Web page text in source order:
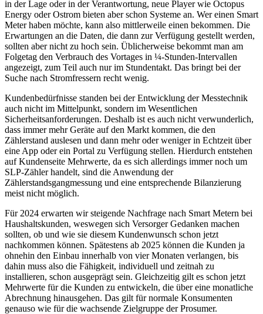
in der Lage oder in der Verantwortung, neue Player wie Octopus
Energy oder Ostrom bieten aber schon Systeme an. Wer einen Smart
Meter haben möchte, kann also mittlerweile einen bekommen. Die
Erwartungen an die Daten, die dann zur Verfügung gestellt werden,
sollten aber nicht zu hoch sein. Üblicherweise bekommt man am
Folgetag den Verbrauch des Vortages in ¼-Stunden-Intervallen
angezeigt, zum Teil auch nur im Stundentakt. Das bringt bei der
Suche nach Stromfressern recht wenig.
Kundenbedürfnisse standen bei der Entwicklung der Messtechnik
auch nicht im Mittelpunkt, sondern im Wesentlichen
Sicherheitsanforderungen. Deshalb ist es auch nicht verwunderlich,
dass immer mehr Geräte auf den Markt kommen, die den
Zählerstand auslesen und dann mehr oder weniger in Echtzeit über
eine App oder ein Portal zu Verfügung stellen. Hierdurch entstehen
auf Kundenseite Mehrwerte, da es sich allerdings immer noch um
SLP-Zähler handelt, sind die Anwendung der
Zählerstandsgangmessung und eine entsprechende Bilanzierung
meist nicht möglich.
Für 2024 erwarten wir steigende Nachfrage nach Smart Metern bei
Haushaltskunden, weswegen sich Versorger Gedanken machen
sollten, ob und wie sie diesem Kundenwunsch schon jetzt
nachkommen können. Spätestens ab 2025 können die Kunden ja
ohnehin den Einbau innerhalb von vier Monaten verlangen, bis
dahin muss also die Fähigkeit, individuell und zeitnah zu
installieren, schon ausgeprägt sein. Gleichzeitig gilt es schon jetzt
Mehrwerte für die Kunden zu entwickeln, die über eine monatliche
Abrechnung hinausgehen. Das gilt für normale Konsumenten
genauso wie für die wachsende Zielgruppe der Prosumer.